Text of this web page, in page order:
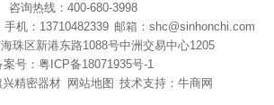
咨询热线：400-680-3998
手机：13710482339 邮箱：shc@sinhonchi.com
珠区新港东路1088号中洲交易中心1205
案号： 粤ICP备18071935号-1
兴精密器材
网站地图 技术支持：牛商网